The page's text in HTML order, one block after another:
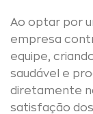
Ao optar por
empresa
equipe,
saudável e
diretamente
satisfação